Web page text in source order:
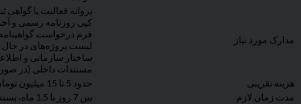
مدارک مورد نیاز
پروانه فعالیت یا
کپی روزنامه رسمی و
فرم درخواست
لیست پروژه‌های در حال
ساختار سازمانی و
مستندات داخلی (در
هزینه تقریبی
حدود 5 تا 15 میلیون تومان برای هر گواهی متداول، بیشتر برای IMS و پروژه‌های خاص
مدت زمان لازم
بین 7 روز تا 1.5 ماه، بسته به آمادگی شرکت و نوع گواهی